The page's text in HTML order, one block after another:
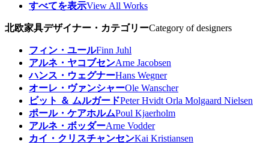
すべてを表示View All Works
北欧家具デザイナー・カテゴリーCategory of designers
フィン・ユールFinn Juhl
アルネ・ヤコブセンArne Jacobsen
ハンス・ウェグナーHans Wegner
オーレ・ヴァンシャーOle Wanscher
ビット ＆ ムルガードPeter Hvidt Orla Molgaard Nielsen
ポール・ケアホルムPoul Kjaerholm
アルネ・ボッダーArne Vodder
カイ・クリスチャンセンKai Kristiansen